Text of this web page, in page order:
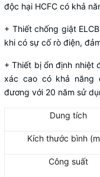
độc hại HCFC có khả
+ Thiết chống giật
khi có sự cố rò điện,
+ Thiết bị ổn định nhiệt
xác cao có khả năng
đương với 20 năm sử
Dung tích
Kích thước bình
Công suất